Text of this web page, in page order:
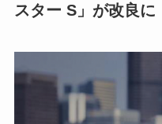
スター S」が改良に